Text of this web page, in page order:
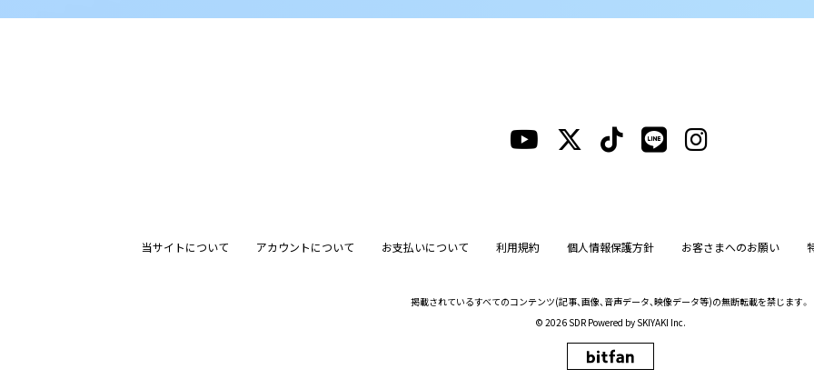
当サイトについて アカウントについて お支払いについて 利用規約 個人情報保護方針 お客さまへのお願い
掲載されているすべてのコンテンツ(記事、画像、音声データ、映像データ等)の無断転載を禁じます。
© 2026 SDR Powered by SKIYAKI Inc.